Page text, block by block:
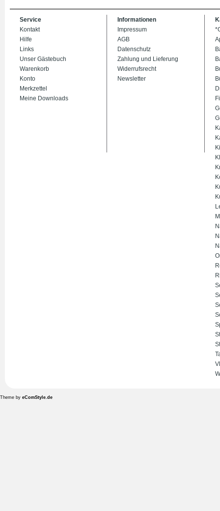
Service
Kontakt
Hilfe
Links
Unser Gästebuch
Warenkorb
Konto
Merkzettel
Meine Downloads
Informationen
Impressum
AGB
Datenschutz
Zahlung und Lieferung
Widerrufsrecht
Newsletter
Theme by eComStyle.de